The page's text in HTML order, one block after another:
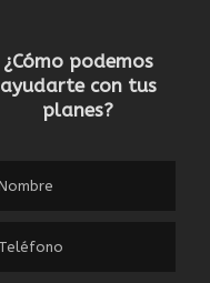
¿Cómo podemos
ayudarte con tus
planes?